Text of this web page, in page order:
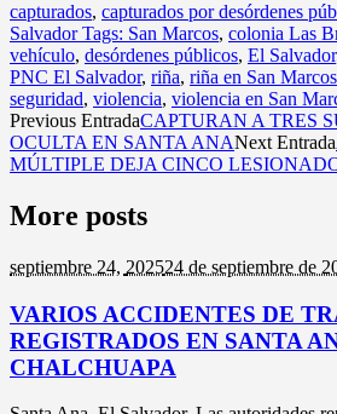
capturados, capturados por desórdenes
Salvador Tags: San Marcos, colonia Las
vehículo, desórdenes públicos, El Salvador
PNC El Salvador, riña, riña en San Marcos
seguridad, violencia, violencia en San
Previous EntradaCAPTURAN A TRES
OCULTA EN SANTA ANANext Entrada
MÚLTIPLE DEJA CINCO
More posts
septiembre 24, 202524 de septiembre de
VARIOS ACCIDENTES DE
REGISTRADOS EN SANTA
CHALCHUAPA